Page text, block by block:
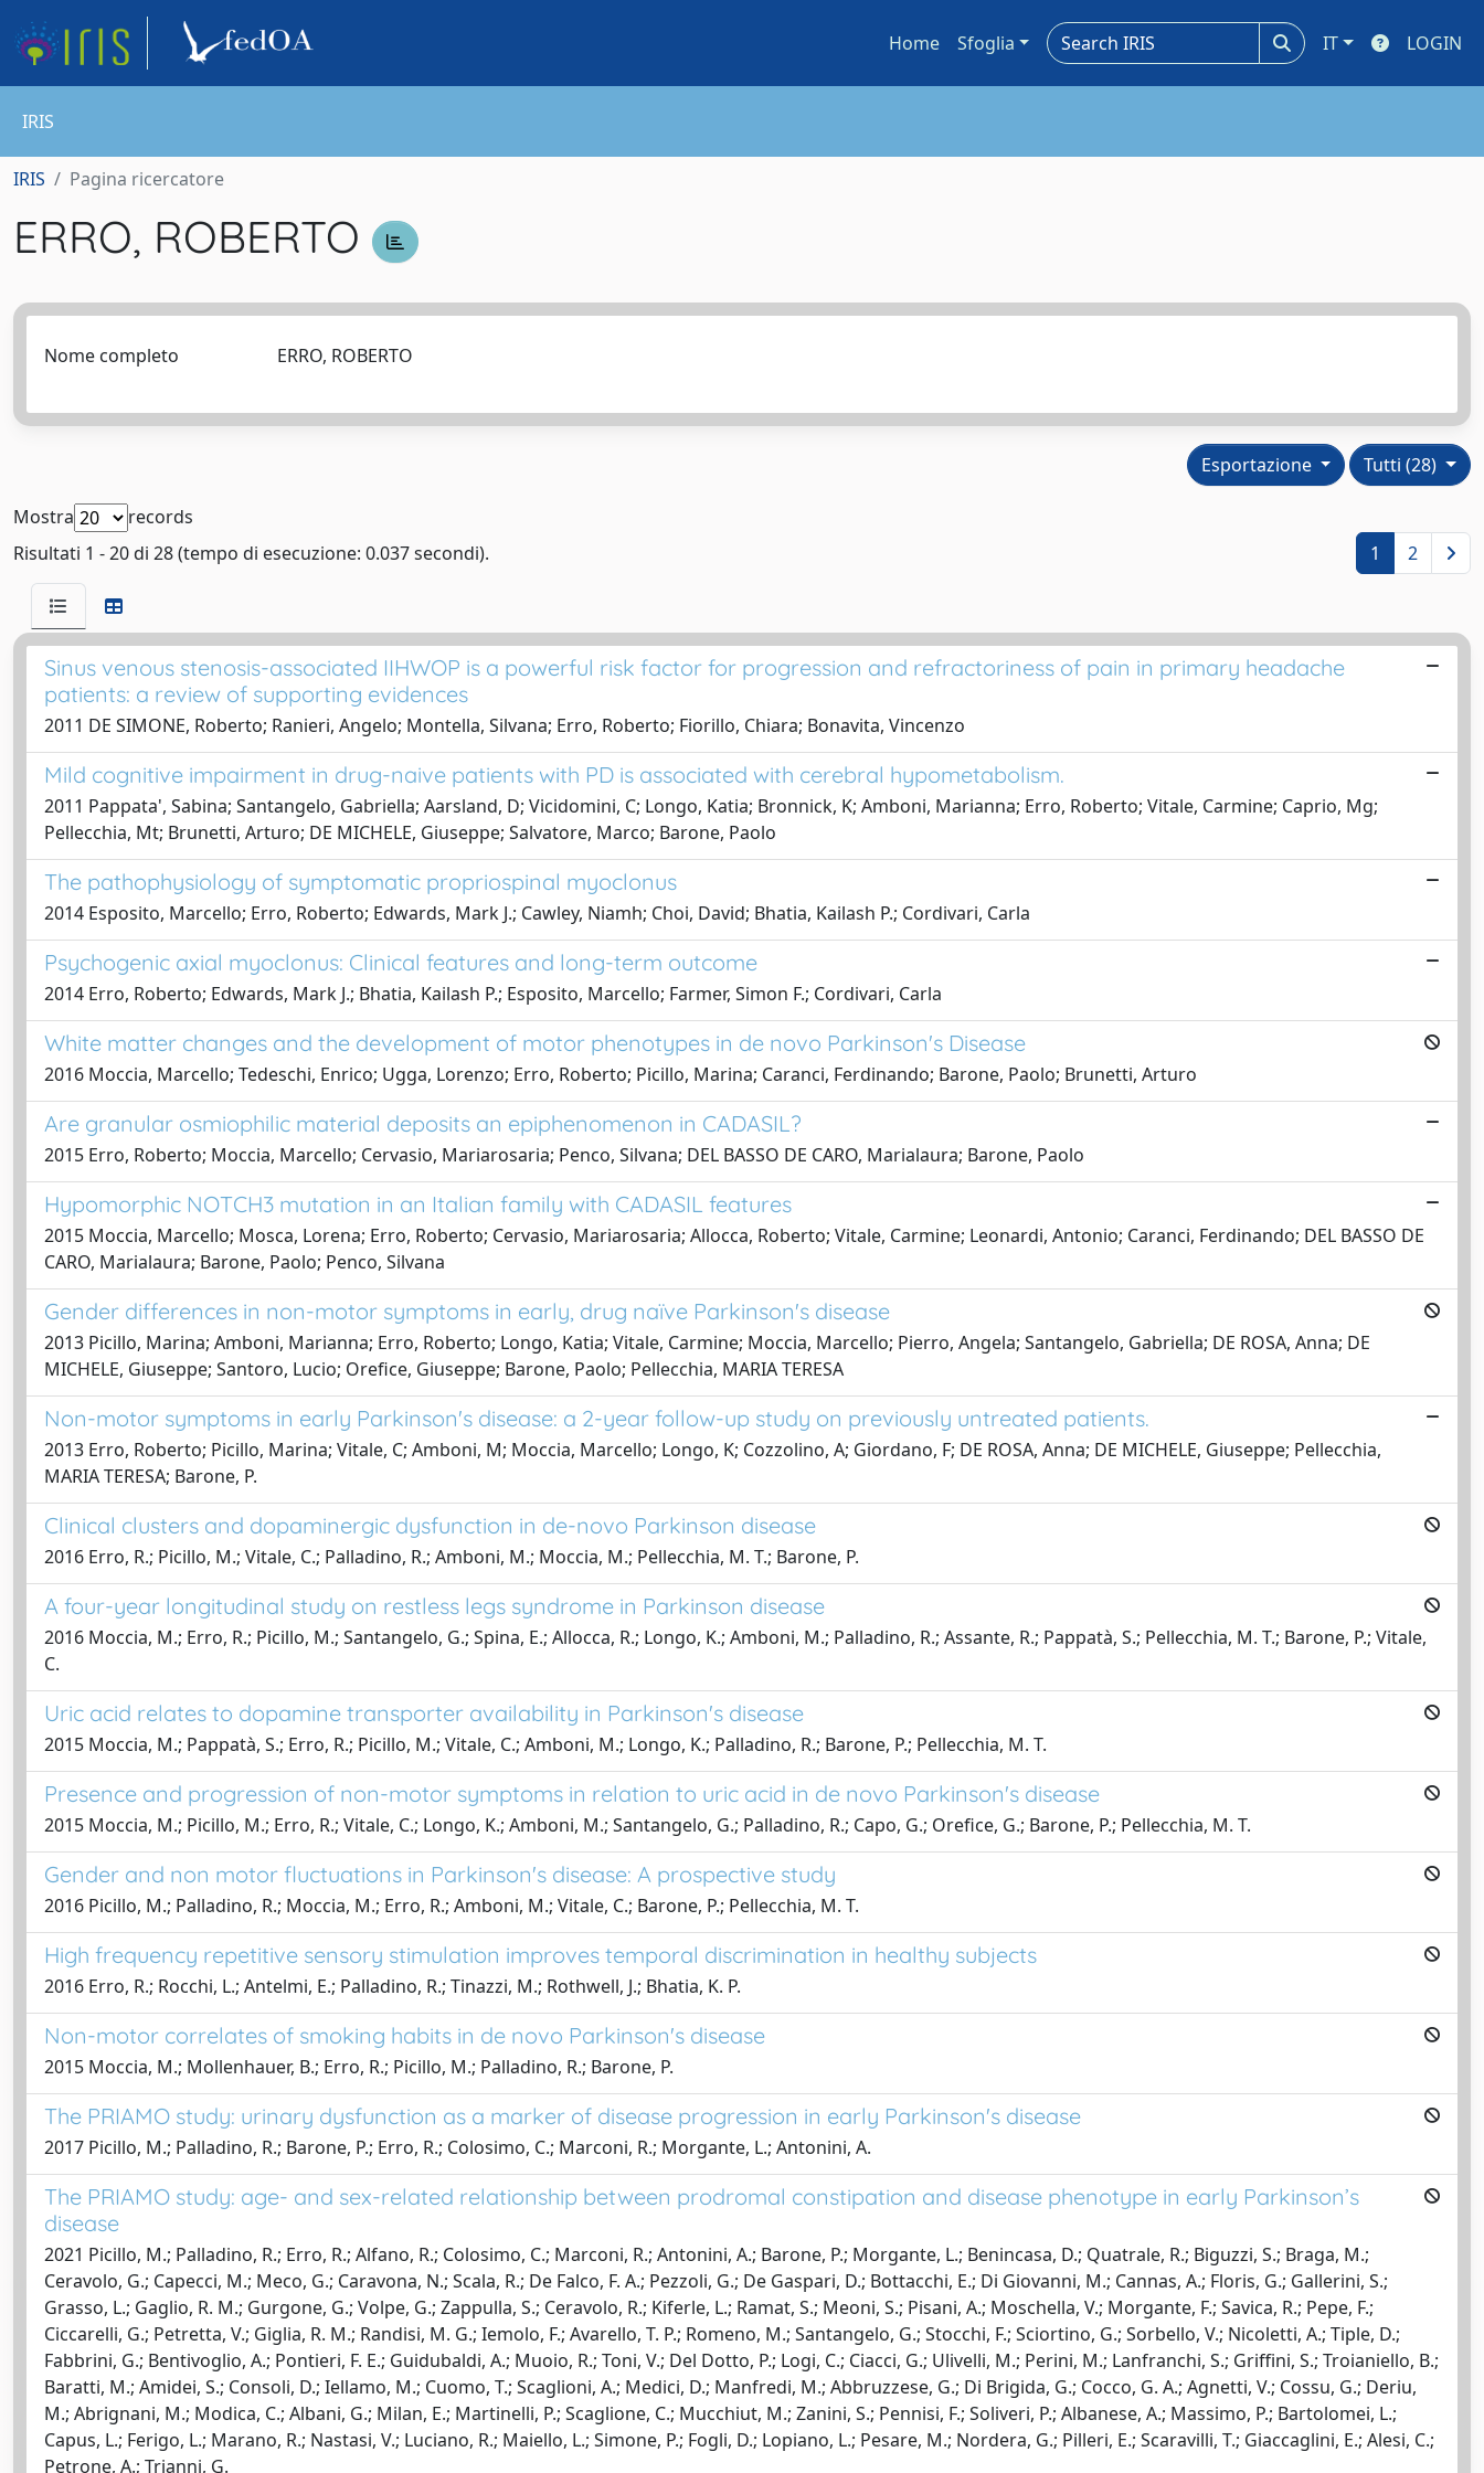
Home Sfoglia IT LOGIN
IRIS
IRIS Pagina ricercatore
ERRO, ROBERTO
Nome completo ERRO, ROBERTO
Tutti (28)
Esportazione
Mostra
records
Risultati 1 - 20 di 28 (tempo di esecuzione: 0.037 secondi).
1 2
Sinus venous stenosis-associated IIHWOP is a powerful risk factor for progression and refractoriness of pain in primary headache
patients: a review of supporting evidences
2011 DE SIMONE, Roberto; Ranieri, Angelo; Montella, Silvana; Erro, Roberto; Fiorillo, Chiara; Bonavita, Vincenzo
Mild cognitive impairment in drug-naive patients with PD is associated with cerebral hypometabolism.
2011 Pappata', Sabina; Santangelo, Gabriella; Aarsland, D; Vicidomini, C; Longo, Katia; Bronnick, K; Amboni, Marianna; Erro, Roberto; Vitale, Carmine; Caprio, Mg;
Pellecchia, Mt; Brunetti, Arturo; DE MICHELE, Giuseppe; Salvatore, Marco; Barone, Paolo
The pathophysiology of symptomatic propriospinal myoclonus
2014 Esposito, Marcello; Erro, Roberto; Edwards, Mark J.; Cawley, Niamh; Choi, David; Bhatia, Kailash P.; Cordivari, Carla
Psychogenic axial myoclonus: Clinical features and long-term outcome
2014 Erro, Roberto; Edwards, Mark J.; Bhatia, Kailash P.; Esposito, Marcello; Farmer, Simon F.; Cordivari, Carla
White matter changes and the development of motor phenotypes in de novo Parkinson's Disease
2016 Moccia, Marcello; Tedeschi, Enrico; Ugga, Lorenzo; Erro, Roberto; Picillo, Marina; Caranci, Ferdinando; Barone, Paolo; Brunetti, Arturo
Are granular osmiophilic material deposits an epiphenomenon in CADASIL?
2015 Erro, Roberto; Moccia, Marcello; Cervasio, Mariarosaria; Penco, Silvana; DEL BASSO DE CARO, Marialaura; Barone, Paolo
Hypomorphic NOTCH3 mutation in an Italian family with CADASIL features
2015 Moccia, Marcello; Mosca, Lorena; Erro, Roberto; Cervasio, Mariarosaria; Allocca, Roberto; Vitale, Carmine; Leonardi, Antonio; Caranci, Ferdinando; DEL BASSO DE
CARO, Marialaura; Barone, Paolo; Penco, Silvana
Gender differences in non-motor symptoms in early, drug naïve Parkinson's disease
2013 Picillo, Marina; Amboni, Marianna; Erro, Roberto; Longo, Katia; Vitale, Carmine; Moccia, Marcello; Pierro, Angela; Santangelo, Gabriella; DE ROSA, Anna; DE
MICHELE, Giuseppe; Santoro, Lucio; Orefice, Giuseppe; Barone, Paolo; Pellecchia, MARIA TERESA
Non-motor symptoms in early Parkinson's disease: a 2-year follow-up study on previously untreated patients.
2013 Erro, Roberto; Picillo, Marina; Vitale, C; Amboni, M; Moccia, Marcello; Longo, K; Cozzolino, A; Giordano, F; DE ROSA, Anna; DE MICHELE, Giuseppe; Pellecchia,
MARIA TERESA; Barone, P.
Clinical clusters and dopaminergic dysfunction in de-novo Parkinson disease
2016 Erro, R.; Picillo, M.; Vitale, C.; Palladino, R.; Amboni, M.; Moccia, M.; Pellecchia, M. T.; Barone, P.
A four-year longitudinal study on restless legs syndrome in Parkinson disease
2016 Moccia, M.; Erro, R.; Picillo, M.; Santangelo, G.; Spina, E.; Allocca, R.; Longo, K.; Amboni, M.; Palladino, R.; Assante, R.; Pappatà, S.; Pellecchia, M. T.; Barone, P.; Vitale,
C.
Uric acid relates to dopamine transporter availability in Parkinson's disease
2015 Moccia, M.; Pappatà, S.; Erro, R.; Picillo, M.; Vitale, C.; Amboni, M.; Longo, K.; Palladino, R.; Barone, P.; Pellecchia, M. T.
Presence and progression of non-motor symptoms in relation to uric acid in de novo Parkinson's disease
2015 Moccia, M.; Picillo, M.; Erro, R.; Vitale, C.; Longo, K.; Amboni, M.; Santangelo, G.; Palladino, R.; Capo, G.; Orefice, G.; Barone, P.; Pellecchia, M. T.
Gender and non motor fluctuations in Parkinson's disease: A prospective study
2016 Picillo, M.; Palladino, R.; Moccia, M.; Erro, R.; Amboni, M.; Vitale, C.; Barone, P.; Pellecchia, M. T.
High frequency repetitive sensory stimulation improves temporal discrimination in healthy subjects
2016 Erro, R.; Rocchi, L.; Antelmi, E.; Palladino, R.; Tinazzi, M.; Rothwell, J.; Bhatia, K. P.
Non-motor correlates of smoking habits in de novo Parkinson's disease
2015 Moccia, M.; Mollenhauer, B.; Erro, R.; Picillo, M.; Palladino, R.; Barone, P.
The PRIAMO study: urinary dysfunction as a marker of disease progression in early Parkinson's disease
2017 Picillo, M.; Palladino, R.; Barone, P.; Erro, R.; Colosimo, C.; Marconi, R.; Morgante, L.; Antonini, A.
The PRIAMO study: age- and sex-related relationship between prodromal constipation and disease phenotype in early Parkinson’s
disease
2021 Picillo, M.; Palladino, R.; Erro, R.; Alfano, R.; Colosimo, C.; Marconi, R.; Antonini, A.; Barone, P.; Morgante, L.; Benincasa, D.; Quatrale, R.; Biguzzi, S.; Braga, M.;
Ceravolo, G.; Capecci, M.; Meco, G.; Caravona, N.; Scala, R.; De Falco, F. A.; Pezzoli, G.; De Gaspari, D.; Bottacchi, E.; Di Giovanni, M.; Cannas, A.; Floris, G.; Gallerini, S.;
Grasso, L.; Gaglio, R. M.; Gurgone, G.; Volpe, G.; Zappulla, S.; Ceravolo, R.; Kiferle, L.; Ramat, S.; Meoni, S.; Pisani, A.; Moschella, V.; Morgante, F.; Savica, R.; Pepe, F.;
Ciccarelli, G.; Petretta, V.; Giglia, R. M.; Randisi, M. G.; Iemolo, F.; Avarello, T. P.; Romeno, M.; Santangelo, G.; Stocchi, F.; Sciortino, G.; Sorbello, V.; Nicoletti, A.; Tiple, D.;
Fabbrini, G.; Bentivoglio, A.; Pontieri, F. E.; Guidubaldi, A.; Muoio, R.; Toni, V.; Del Dotto, P.; Logi, C.; Ciacci, G.; Ulivelli, M.; Perini, M.; Lanfranchi, S.; Griffini, S.; Troianiello, B.;
Baratti, M.; Amidei, S.; Consoli, D.; Iellamo, M.; Cuomo, T.; Scaglioni, A.; Medici, D.; Manfredi, M.; Abbruzzese, G.; Di Brigida, G.; Cocco, G. A.; Agnetti, V.; Cossu, G.; Deriu,
M.; Abrignani, M.; Modica, C.; Albani, G.; Milan, E.; Martinelli, P.; Scaglione, C.; Mucchiut, M.; Zanini, S.; Pennisi, F.; Soliveri, P.; Albanese, A.; Massimo, P.; Bartolomei, L.;
Capus, L.; Ferigo, L.; Marano, R.; Nastasi, V.; Luciano, R.; Maiello, L.; Simone, P.; Fogli, D.; Lopiano, L.; Pesare, M.; Nordera, G.; Pilleri, E.; Scaravilli, T.; Giaccaglini, E.; Alesi, C.;
Petrone, A.; Trianni, G.